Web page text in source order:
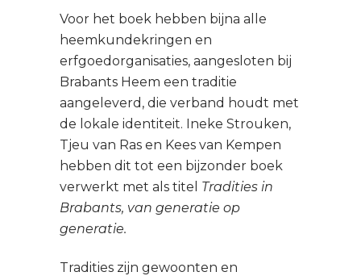
Voor het boek hebben bijna alle
heemkundekringen en
erfgoedorganisaties, aangesloten bij
Brabants Heem een traditie
aangeleverd, die verband houdt met
de lokale identiteit. Ineke Strouken,
Tjeu van Ras en Kees van Kempen
hebben dit tot een bijzonder boek
verwerkt met als titel Tradities in
Brabants, van generatie op
generatie.
Tradities zijn gewoonten en